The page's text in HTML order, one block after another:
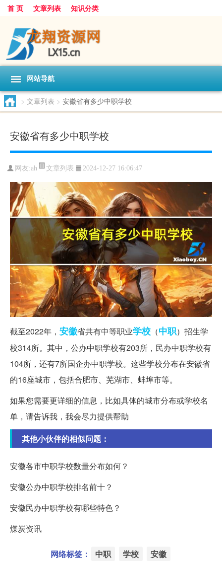
首 页 文章列表 知识分类
网站导航
> 文章列表 > 安徽省有多少中职学校
安徽省有多少中职学校
网友:ah 文章列表 2024-12-27 16:06:47
截至2022年， 安徽省共有中等职业学校 （中职）招生学
校314所。其中，公办中职学校有203所，民办中职学校有
104所，还有7所国企办中职学校。这些学校分布在安徽省
的16座城市，包括合肥市、芜湖市、蚌埠市等。
如果您需要更详细的信息，比如具体的城市分布或学校名
单，请告诉我，我会尽力提供帮助
其他小伙伴的相似问题：
安徽各市中职学校数量分布如何？
安徽公办中职学校排名前十？
安徽民办中职学校有哪些特色？
煤炭资讯
网络标签： 中职 学校 安徽